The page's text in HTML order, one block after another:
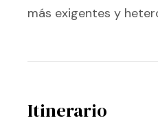
más exigentes y
Itinerario